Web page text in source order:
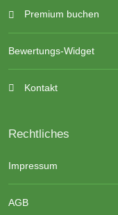
Premium buchen
Bewertungs-Widget
Kontakt
Rechtliches
Impressum
AGB